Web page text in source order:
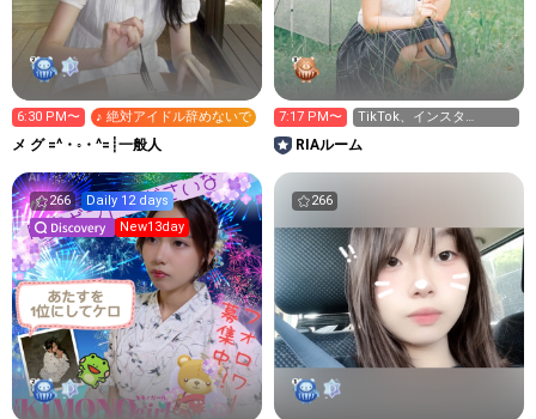
6:30 PM〜 ♪ 絶対アイドル辞めないで
メ グ =^・◦・^=┊︎一般人
7:17 PM〜
TikTok、インスタ
RIAルーム
266
Daily 12 days
New13day
266